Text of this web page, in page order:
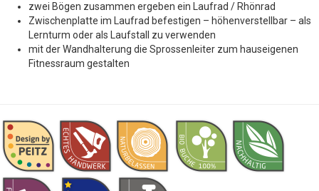
zwei Bögen zusammen ergeben ein Laufrad / Rhönrad
Zwischenplatte im Laufrad befestigen – höhenverstellbar – als
Lernturm oder als Laufstall zu verwenden
mit der Wandhalterung die Sprossenleiter zum hauseigenen
Fitnessraum gestalten